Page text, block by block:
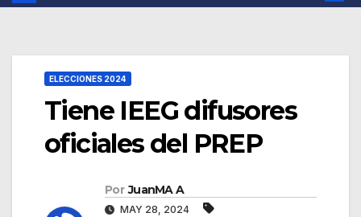
ELECCIONES 2024
Tiene IEEG difusores
oficiales del PREP
Por JuanMA A
MAY 28, 2024